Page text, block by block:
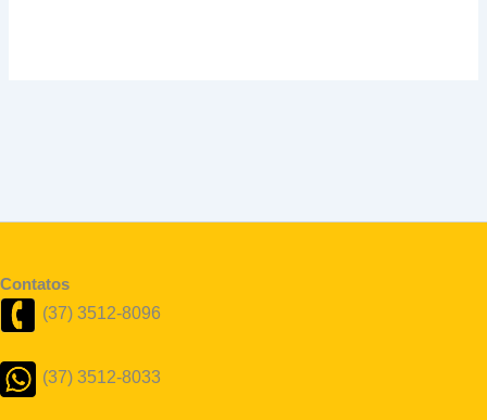
Contatos
(37) 3512-8096
(37) 3512-8033